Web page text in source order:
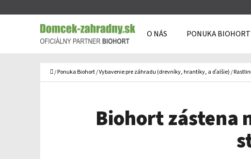
O NÁS PONUKA BIOHORT
Domov
/Ponuka Biohort/Vybavenie pre záhradu (drevníky, hrantíky, a ďalšie)/
Biohort zástena
Späť
do
Späť
do